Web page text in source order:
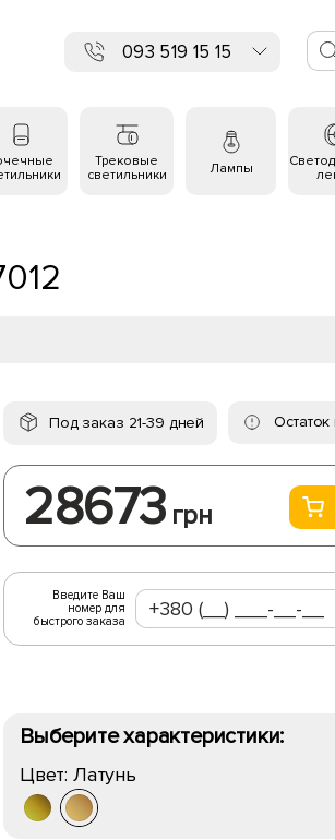
093 519 15 15
Трековые
светильники
Лампы
Под заказ 21-39 дней
28673 грн
Введите Ваш
номер для
быстрого заказа
Выберите характеристики:
Цвет: Латунь